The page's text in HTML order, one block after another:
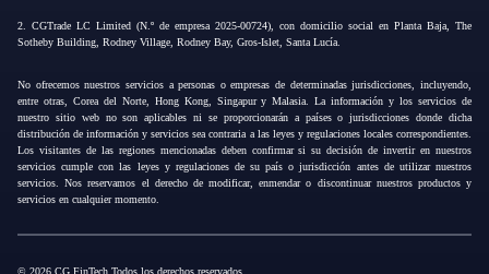
2. CGTrade LC Limited (N.º de empresa 2025-00724), con domicilio social en Planta Baja, The
Sotheby Building, Rodney Village, Rodney Bay, Gros-Islet, Santa Lucía.
No ofrecemos nuestros servicios a personas o empresas de determinadas jurisdicciones, incluyendo,
entre otras, Corea del Norte, Hong Kong, Singapur y Malasia. La información y los servicios de
nuestro sitio web no son aplicables ni se proporcionarán a países o jurisdicciones donde dicha
distribución de información y servicios sea contraria a las leyes y regulaciones locales correspondientes.
Los visitantes de las regiones mencionadas deben confirmar si su decisión de invertir en nuestros
servicios cumple con las leyes y regulaciones de su país o jurisdicción antes de utilizar nuestros
servicios. Nos reservamos el derecho de modificar, enmendar o discontinuar nuestros productos y
servicios en cualquier momento.
© 2026 CG FinTech Todos los derechos reservados.